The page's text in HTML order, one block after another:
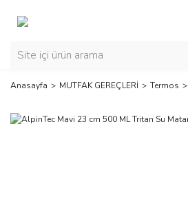
Anasayfa MUTFAK GEREÇLERİ Termos